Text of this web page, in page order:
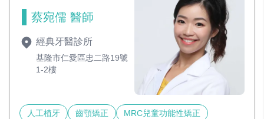
蔡宛儒 醫師
經典牙醫診所
基隆市仁愛區忠二路19號
1-2樓
人工植牙 齒顎矯正 MRC兒童功能性矯正